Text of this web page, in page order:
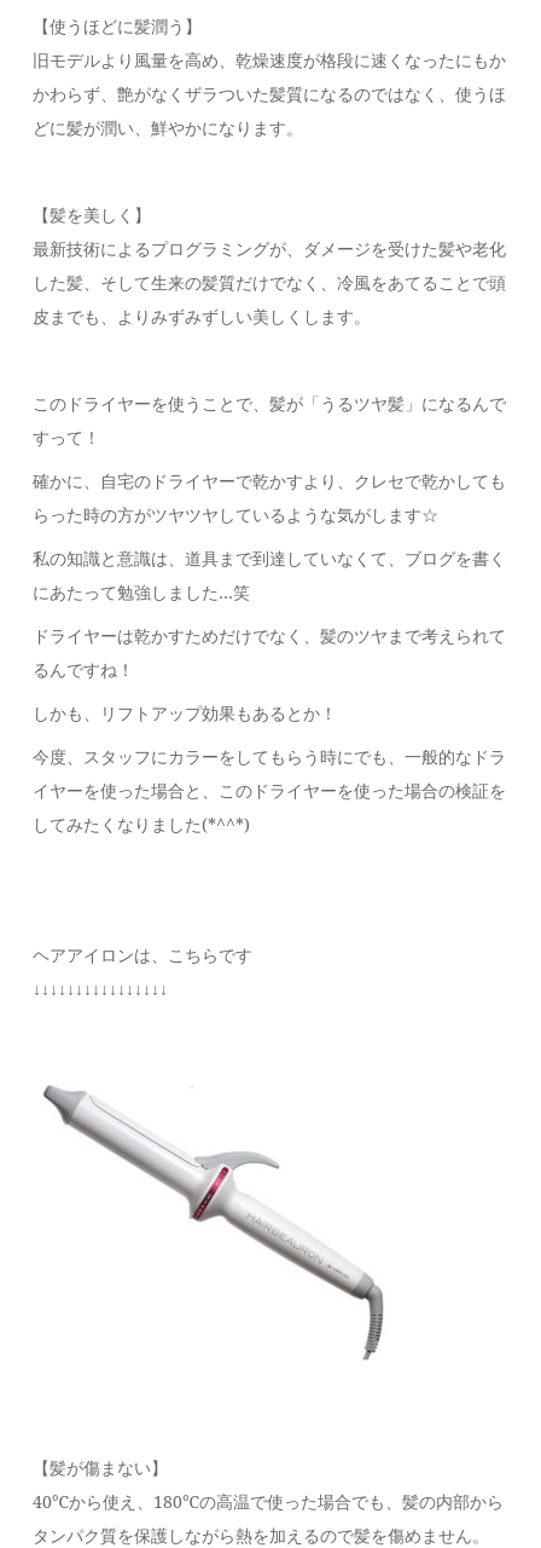
【使うほどに髪潤う】
旧モデルより風量を高め、乾燥速度が格段に速くなったにもか
かわらず、艶がなくザラついた髪質になるのではなく、使うほ
どに髪が潤い、鮮やかになります。
【髪を美しく】
最新技術によるプログラミングが、ダメージを受けた髪や老化
した髪、そして生来の髪質だけでなく、冷風をあてることで頭
皮までも、よりみずみずしい美しくします。
このドライヤーを使うことで、髪が「うるツヤ髪」になるんで
すって！
確かに、自宅のドライヤーで乾かすより、クレセで乾かしても
らった時の方がツヤツヤしているような気がします☆
私の知識と意識は、道具まで到達していなくて、ブログを書く
にあたって勉強しました…笑
ドライヤーは乾かすためだけでなく、髪のツヤまで考えられて
るんですね！
しかも、リフトアップ効果もあるとか！
今度、スタッフにカラーをしてもらう時にでも、一般的なドラ
イヤーを使った場合と、このドライヤーを使った場合の検証を
してみたくなりました(*^^*)
ヘアアイロンは、こちらです
↓↓↓↓↓↓↓↓↓↓↓↓↓↓↓↓
【髪が傷まない】
40℃から使え、180℃の高温で使った場合でも、髪の内部から
タンパク質を保護しながら熱を加えるので髪を傷めません。